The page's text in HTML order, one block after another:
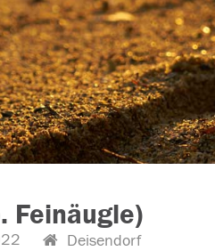
Feinäugle)
Deisendorf